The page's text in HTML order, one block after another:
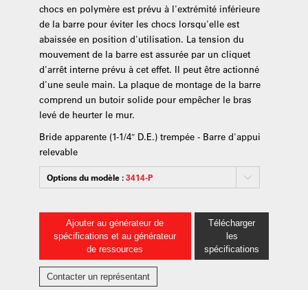
chocs en polymère est prévu à l'extrémité inférieure
de la barre pour éviter les chocs lorsqu'elle est
abaissée en position d'utilisation. La tension du
mouvement de la barre est assurée par un cliquet
d'arrêt interne prévu à cet effet. Il peut être actionné
d'une seule main. La plaque de montage de la barre
comprend un butoir solide pour empêcher le bras
levé de heurter le mur.
Bride apparente (1-1/4″ D.E.) trempée - Barre d'appui
relevable
Options du modèle :3414-P
Ajouter au générateur de
spécifications et au générateur
de ressources
Télécharger
les
spécifications
Contacter un représentant